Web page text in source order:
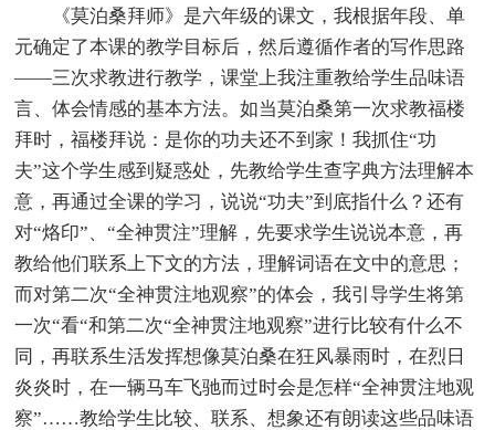
《莫泊桑拜师》是六年级的课文，我根据年段、单
元确定了本课的教学目标后，然后遵循作者的写作思路
——三次求教进行教学，课堂上我注重教给学生品味语
言、体会情感的基本方法。如当莫泊桑第一次求教福楼
拜时，福楼拜说：是你的功夫还不到家！我抓住“功
夫”这个学生感到疑惑处，先教给学生查字典方法理解本
意，再通过全课的学习，说说“功夫”到底指什么？还有
对“烙印”、“全神贯注”理解，先要求学生说说本意，再
教给他们联系上下文的方法，理解词语在文中的意思；
而对第二次“全神贯注地观察”的体会，我引导学生将第
一次“看“和第二次“全神贯注地观察”进行比较有什么不
同，再联系生活发挥想像莫泊桑在狂风暴雨时，在烈日
炎炎时，在一辆马车飞驰而过时会是怎样“全神贯注地观
察”……教给学生比较、联系、想象还有朗读这些品味语